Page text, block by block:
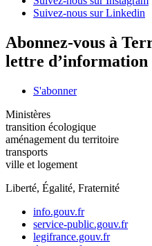
Suivez-nous sur Linkedin
Abonnez-vous à
lettre d’information
S'abonner
Ministères
transition écologique
aménagement du territoire
transports
ville et logement
Liberté, Égalité, Fraternité
info.gouv.fr
service-public.gouv.fr
legifrance.gouv.fr